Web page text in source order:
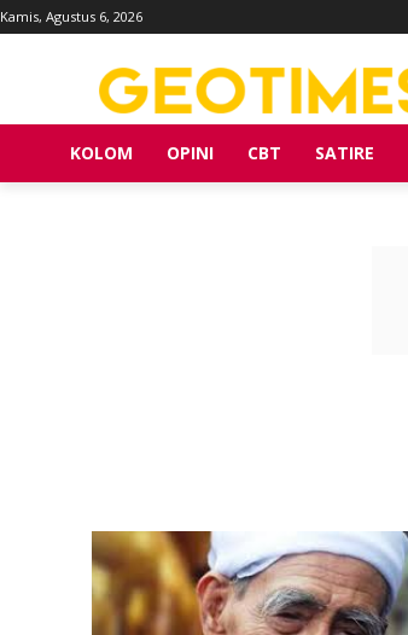
Kamis, Agustus 6, 2026
KOLOM OPINI CBT SATIRE